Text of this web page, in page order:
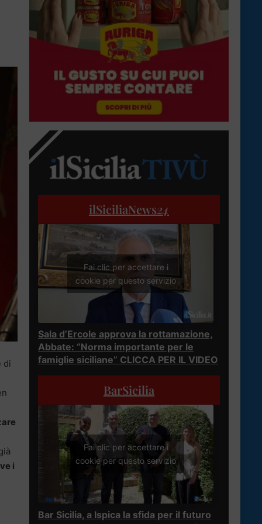
di
i
ilSiciliaNews24
Fai clic per accettare i
cookie per questo servizio
Sala d’Ercole approva la rottamazione,
Abbate: “Norma importante per le
famiglie siciliane” CLICCA PER IL VIDEO
BarSicilia
Fai clic per accettare i
cookie per questo servizio
Bar Sicilia, a Ispica la sfida per il futuro